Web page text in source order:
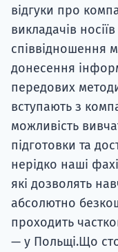
відгуки про
викладачів
співвідношення
донесення
передових
вступають з
можливість
підготовки та
нерідко наші
які дозволять
абсолютно
проходить
— у Польщі.Що